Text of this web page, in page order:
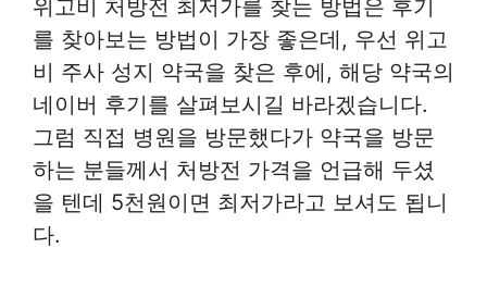
위고비 처방전 최저가를 찾는 방법은 후기
를 찾아보는 방법이 가장 좋은데, 우선 위고
비 주사 성지 약국을 찾은 후에, 해당 약국의
네이버 후기를 살펴보시길 바라겠습니다.
그럼 직접 병원을 방문했다가 약국을 방문
하는 분들께서 처방전 가격을 언급해 두셨
을 텐데 5천원이면 최저가라고 보셔도 됩니
다.